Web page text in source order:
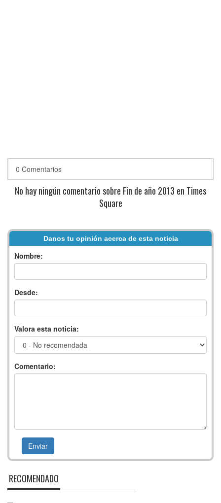
0 Comentarios
No hay ningún comentario sobre Fin de año 2013 en Times
Square
Danos tu opinión acerca de esta noticia
Nombre:
Desde:
Valora esta noticia:
Comentario:
RECOMENDADO